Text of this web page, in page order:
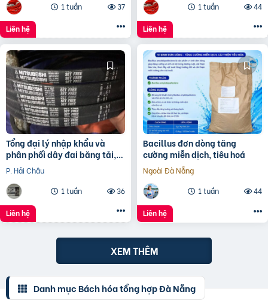
1 tuần
37
Liên hệ
1 tuần
44
Liên hệ
Tổng đại lý nhập khẩu và
phân phối dây đai băng tải,
dây Curoa các loại
P. Hải Châu
1 tuần
36
Liên hệ
Bacillus đơn dòng tăng
cường miễn dịch, tiêu hoá
Ngoài Đà Nẵng
1 tuần
44
Liên hệ
XEM THÊM
Danh mục Bách hóa tổng hợp Đà Nẵng